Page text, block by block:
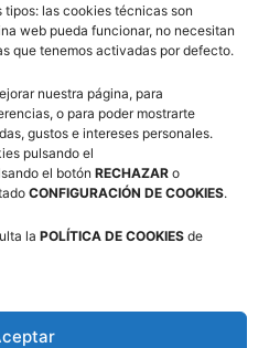
tipos: las cookies técnicas son
web pueda funcionar, no necesitan
que tenemos activadas por defecto.
nuestra página, para
o para poder mostrarte
gustos e intereses personales.
pulsando el
el botón RECHAZAR o
CONFIGURACIÓN DE COOKIES.
la POLÍTICA DE COOKIES de